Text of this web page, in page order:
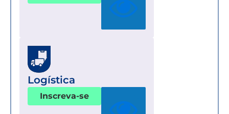
Logística
Inscreva-se